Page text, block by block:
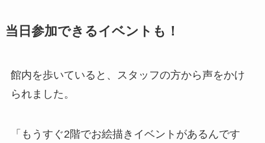
当日参加できるイベントも！
館内を歩いていると、スタッフの方から声をかけ
られました。
「もうすぐ2階でお絵描きイベントがあるんです